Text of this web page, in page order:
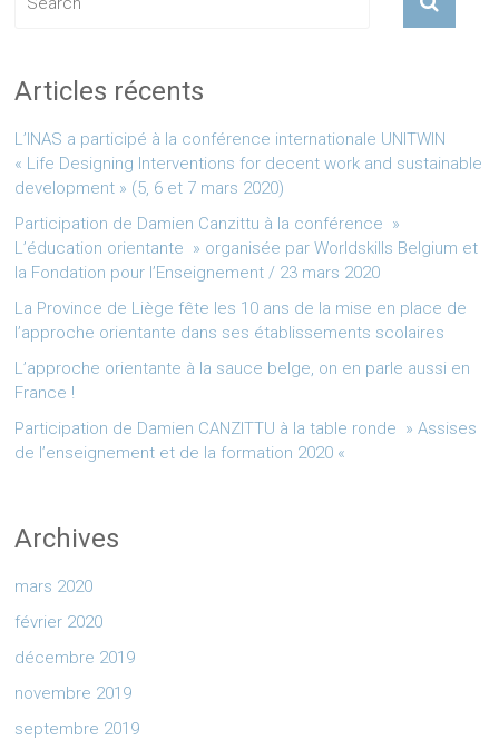
Articles récents
L’INAS a participé à la conférence internationale UNITWIN
« Life Designing Interventions for decent work and sustainable
development » (5, 6 et 7 mars 2020)
Participation de Damien Canzittu à la conférence »
L’éducation orientante » organisée par Worldskills Belgium et
la Fondation pour l’Enseignement / 23 mars 2020
La Province de Liège fête les 10 ans de la mise en place de
l’approche orientante dans ses établissements scolaires
L’approche orientante à la sauce belge, on en parle aussi en
France !
Participation de Damien CANZITTU à la table ronde » Assises
de l’enseignement et de la formation 2020 «
Archives
mars 2020
février 2020
décembre 2019
novembre 2019
septembre 2019